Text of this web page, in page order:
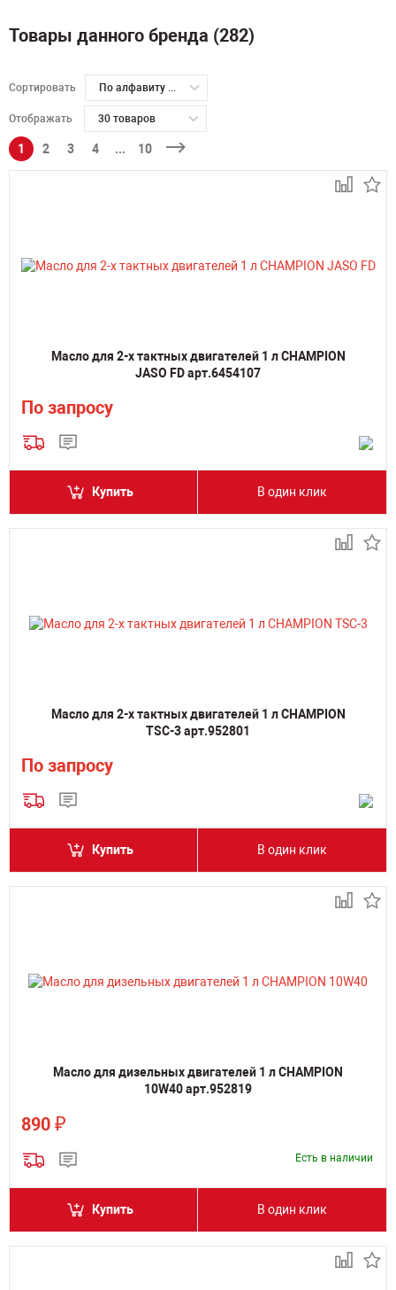
Товары данного бренда (282)
Сортировать По алфавиту А-Я
Отображать 30 товаров
1 2 3 4 ... 10
Масло для 2-х тактных двигателей 1 л CHAMPION
JASO FD арт.6454107
По запросу
Купить В один клик
Масло для 2-х тактных двигателей 1 л CHAMPION
TSC-3 арт.952801
По запросу
Купить В один клик
Масло для дизельных двигателей 1 л CHAMPION
10W40 арт.952819
890 ₽
Есть в наличии
Купить В один клик